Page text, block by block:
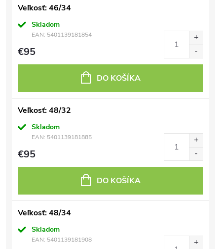
Veľkosť: 46/34
Skladom
EAN: 5401139181854
€95
DO KOŠÍKA
Veľkosť: 48/32
Skladom
EAN: 5401139181885
€95
DO KOŠÍKA
Veľkosť: 48/34
Skladom
EAN: 5401139181908